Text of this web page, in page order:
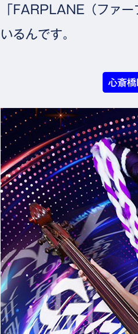
「FARPLANE（ファ
いるんです。
心斎